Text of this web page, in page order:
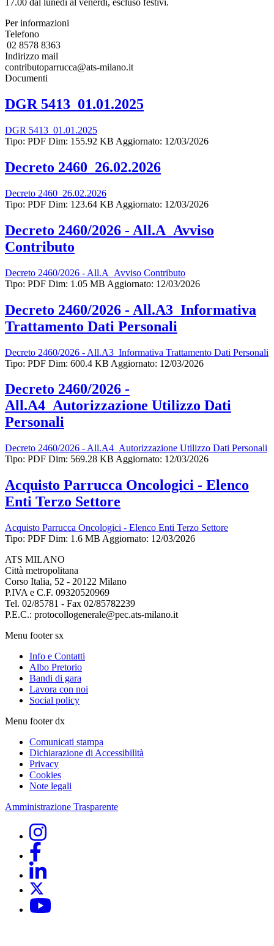
17.00 dal lunedì al venerdì, escluso festivi.
Per informazioni
Telefono
02 8578 8363
Indirizzo mail
contributoparrucca@ats-milano.it
Documenti
DGR 5413_01.01.2025
DGR 5413_01.01.2025
Tipo: PDF Dim: 155.92 KB Aggiornato: 12/03/2026
Decreto 2460_26.02.2026
Decreto 2460_26.02.2026
Tipo: PDF Dim: 123.64 KB Aggiornato: 12/03/2026
Decreto 2460/2026 - All.A_Avviso
Contributo
Decreto 2460/2026 - All.A_Avviso Contributo
Tipo: PDF Dim: 1.05 MB Aggiornato: 12/03/2026
Decreto 2460/2026 - All.A3_Informativa
Trattamento Dati Personali
Decreto 2460/2026 - All.A3_Informativa Trattamento Dati Personali
Tipo: PDF Dim: 600.4 KB Aggiornato: 12/03/2026
Decreto 2460/2026 -
All.A4_Autorizzazione Utilizzo Dati
Personali
Decreto 2460/2026 - All.A4_Autorizzazione Utilizzo Dati Personali
Tipo: PDF Dim: 569.28 KB Aggiornato: 12/03/2026
Acquisto Parrucca Oncologici - Elenco
Enti Terzo Settore
Acquisto Parrucca Oncologici - Elenco Enti Terzo Settore
Tipo: PDF Dim: 1.6 MB Aggiornato: 12/03/2026
ATS MILANO
Città metropolitana
Corso Italia, 52 - 20122 Milano
P.IVA e C.F. 09320520969
Tel. 02/85781 - Fax 02/85782239
P.E.C.: protocollogenerale@pec.ats-milano.it
Menu footer sx
Info e Contatti
Albo Pretorio
Bandi di gara
Lavora con noi
Social policy
Menu footer dx
Comunicati stampa
Dichiarazione di Accessibilità
Privacy
Cookies
Note legali
Amministrazione Trasparente